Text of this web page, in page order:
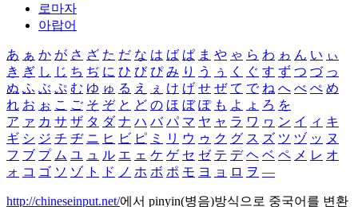
로마자
아랍어
あ ぁ か が さ ざ た だ な は ば ぱ ま や ゃ ら わ ゎ ん い ぃ
き ぎ し じ ち ぢ に ひ び ぴ み り う ぅ く ぐ す ず つ づ っ
ぬ ふ ぶ ぷ む ゆ ゅ る え ぇ け げ せ ぜ て で ね へ べ ぺ め
れ お ぉ こ ご そ ぞ と ど の ほ ぼ ぽ も よ ょ ろ を
ア ァ カ サ ザ タ ダ ナ ハ バ パ マ ヤ ャ ラ ワ ヮ ン イ ィ キ
ギ シ ジ チ ヂ ニ ヒ ビ ピ ミ リ ウ ゥ ク グ ス ズ ツ ヅ ッ ヌ
フ ブ プ ム ユ ュ ル エ ェ ケ ゲ セ ゼ テ デ ヘ ベ ペ メ レ オ
ォ コ ゴ ソ ゾ ト ド ノ ホ ボ ポ モ ヨ ョ ロ ヲ ―
http://chineseinput.net/에서 pinyin(병음)방식으로 중국어를 변환